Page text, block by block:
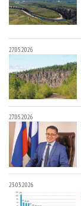
27.05.2026
27.05.2026
23.03.2026